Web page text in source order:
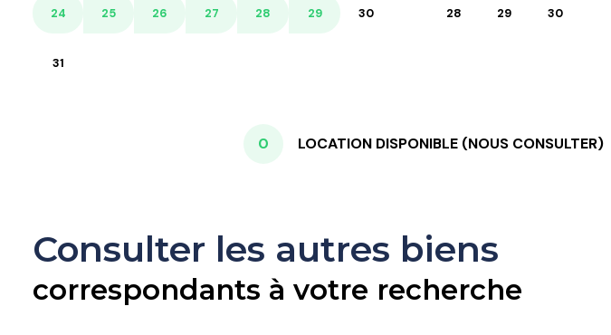
24 25 26 27 28 29 30
31
28 29 30
0 LOCATION DISPONIBLE (NOUS CONSULTER)
Consulter les autres biens
correspondants à votre recherche